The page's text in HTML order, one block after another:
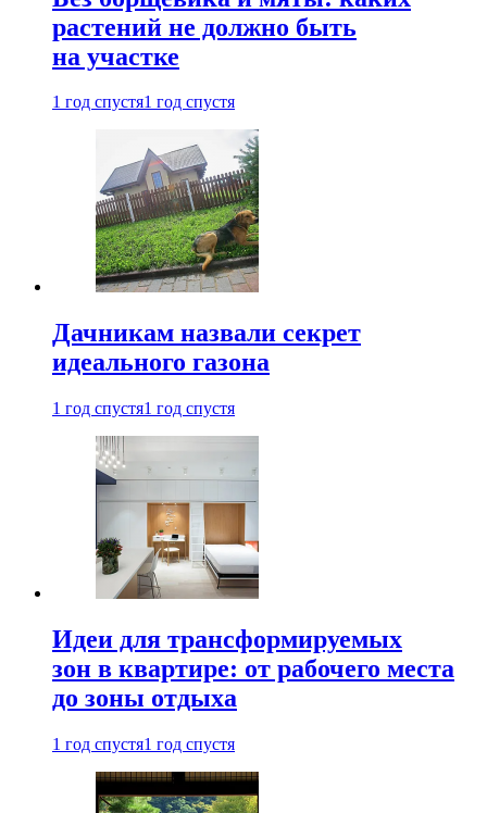
растений не должно быть
на участке
1 год спустя1 год спустя
Дачникам назвали секрет
идеального газона
1 год спустя1 год спустя
Идеи для трансформируемых
зон в квартире: от рабочего места
до зоны отдыха
1 год спустя1 год спустя